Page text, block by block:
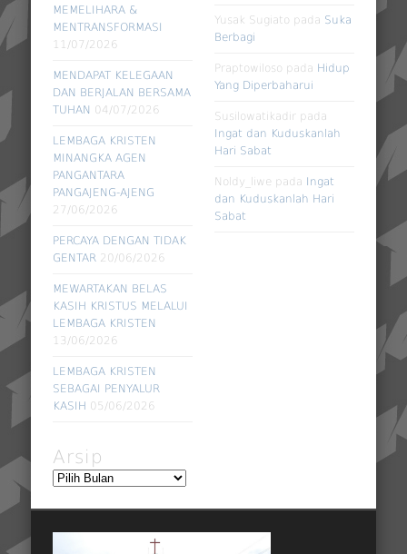
MEMELIHARA &
MENTRANSFORMASI
11/07/2026
MENDAPAT KELEGAAN
DAN BERJALAN BERSAMA
TUHAN 04/07/2026
LEMBAGA KRISTEN
MINANGKA AGEN
PANGANTARA
PANGAJENG-AJENG
27/06/2026
PERCAYA DENGAN TIDAK
GENTAR 20/06/2026
MEWARTAKAN BELAS
KASIH KRISTUS MELALUI
LEMBAGA KRISTEN
13/06/2026
LEMBAGA KRISTEN
SEBAGAI PENYALUR
KASIH 05/06/2026
Yusak Sugiato pada Suka
Berbagi
Praptowiloso pada Hidup
Yang Diperbaharui
Susilowatikadir pada
Ingat dan Kuduskanlah
Hari Sabat
Noldy_liwe pada Ingat
dan Kuduskanlah Hari
Sabat
Arsip
Arsip